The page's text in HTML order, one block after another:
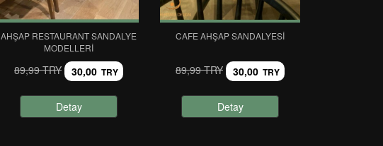
AHŞAP RESTAURANT SANDALYE
MODELLERI
89,99 TRY 30,00 TRY
Detay
CAFE AHŞAP SANDALYESI
89,99 TRY 30,00 TRY
Detay